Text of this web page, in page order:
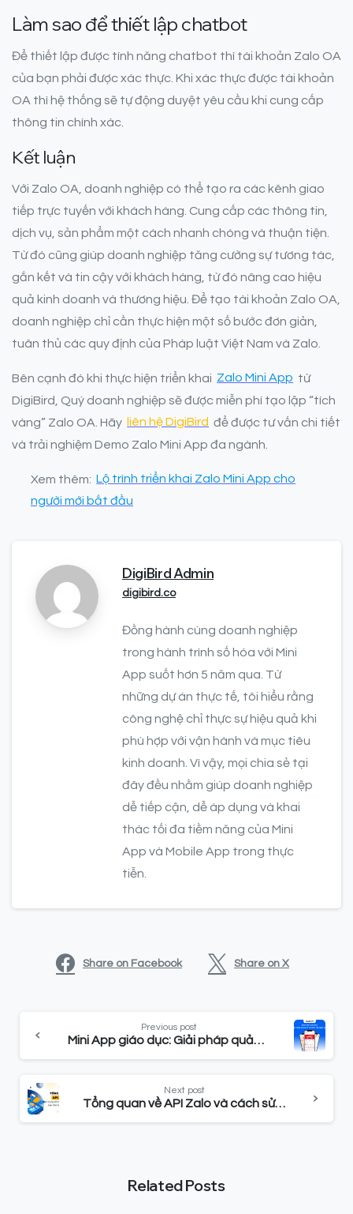
Làm sao để thiết lập chatbot
Để thiết lập được tính năng chatbot thì tài khoản Zalo OA
của bạn phải được xác thực. Khi xác thực được tài khoản
OA thì hệ thống sẽ tự động duyệt yêu cầu khi cung cấp
thông tin chính xác.
Kết luận
Với Zalo OA, doanh nghiệp có thể tạo ra các kênh giao
tiếp trực tuyến với khách hàng. Cung cấp các thông tin,
dịch vụ, sản phẩm một cách nhanh chóng và thuận tiện.
Từ đó cũng giúp doanh nghiệp tăng cường sự tương tác,
gắn kết và tin cậy với khách hàng, từ đó nâng cao hiệu
quả kinh doanh và thương hiệu. Để tạo tài khoản Zalo OA,
doanh nghiệp chỉ cần thực hiện một số bước đơn giản,
tuân thủ các quy định của Pháp luật Việt Nam và Zalo.
Bên cạnh đó khi thực hiện triển khai Zalo Mini App từ
DigiBird, Quý doanh nghiệp sẽ được miễn phí tạo lập “tích
vàng” Zalo OA. Hãy liên hệ DigiBird để được tư vấn chi tiết
và trải nghiệm Demo Zalo Mini App đa ngành.
Xem thêm: Lộ trình triển khai Zalo Mini App cho
người mới bắt đầu
DigiBird Admin
digibird.co
Đồng hành cùng doanh nghiệp
trong hành trình số hóa với Mini
App suốt hơn 5 năm qua. Từ
những dự án thực tế, tôi hiểu rằng
công nghệ chỉ thực sự hiệu quả khi
phù hợp với vận hành và mục tiêu
kinh doanh. Vì vậy, mọi chia sẻ tại
đây đều nhằm giúp doanh nghiệp
dễ tiếp cận, dễ áp dụng và khai
thác tối đa tiềm năng của Mini
App và Mobile App trong thực
tiễn.
Share on Facebook Share on X
Previous post
Mini App giáo dục: Giải pháp quản lý và học tập hiệu quả
Next post
Tổng quan về API Zalo và cách sử dụng hiệu quả
Related Posts